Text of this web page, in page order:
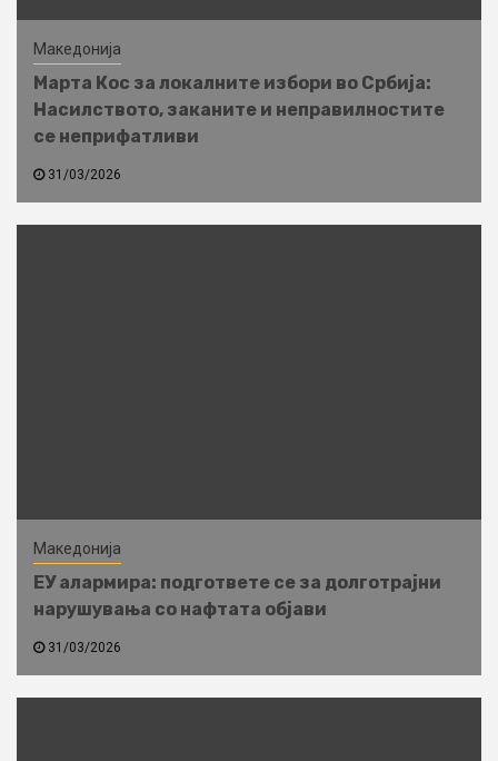
Македонија
Марта Кос за локалните избори во Србија:
Насилството, заканите и неправилностите
се неприфатливи
31/03/2026
Македонија
ЕУ алармира: подгответе се за долготрајни
нарушувања со нафтата објави
31/03/2026